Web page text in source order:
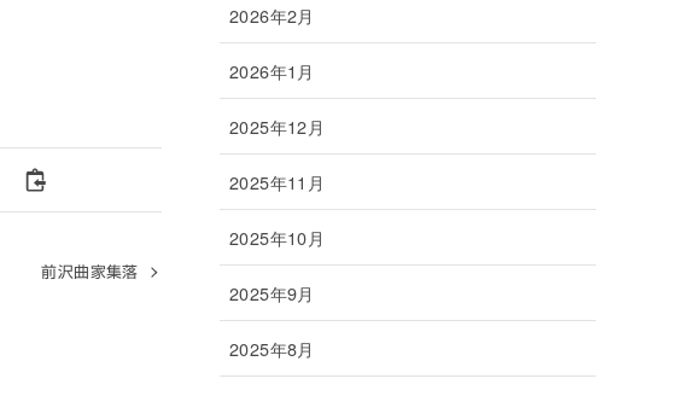
前沢曲家集落
2026年2月
2026年1月
2025年12月
2025年11月
2025年10月
2025年9月
2025年8月